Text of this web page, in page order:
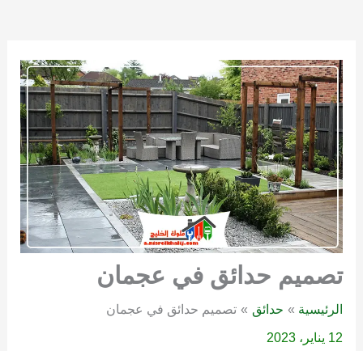
تصميم حدائق في عجمان
الرئيسية حدائق تصميم حدائق في عجمان
12 يناير، 2023